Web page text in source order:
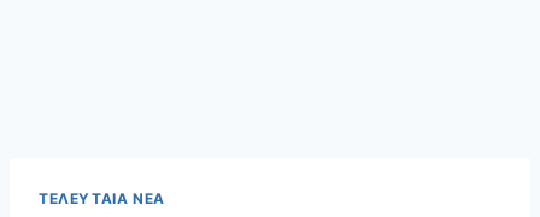
ΤΕΛΕΥΤΑΊΑ ΝΈΑ